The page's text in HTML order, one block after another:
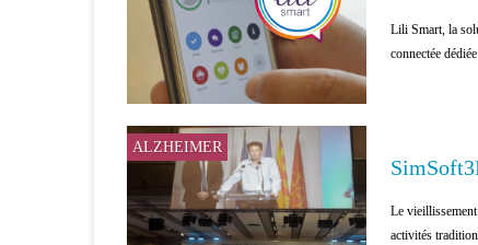
Lili Smart, la
connectée
ALZHEIMER
Le
activités